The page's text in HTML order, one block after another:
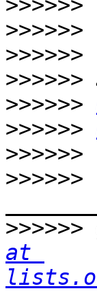
>>>>>>
>>>>>>
>>>>>>
>>>>>>
>>>>>>
>>>>>>
>>>>>>
>>>>>>
>>>>>>
at